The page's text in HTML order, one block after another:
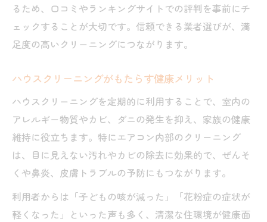
るため、口コミやランキングサイトでの評判を事前にチ
ェックすることが大切です。信頼できる業者選びが、満
足度の高いクリーニングにつながります。
ハウスクリーニングがもたらす健康メリット
ハウスクリーニングを定期的に利用することで、室内の
アレルギー物質やカビ、ダニの発生を抑え、家族の健康
維持に役立ちます。特にエアコン内部のクリーニング
は、目に見えない汚れやカビの除去に効果的で、ぜんそ
くや鼻炎、皮膚トラブルの予防にもつながります。
利用者からは「子どもの咳が減った」「花粉症の症状が
軽くなった」といった声も多く、清潔な住環境が健康面